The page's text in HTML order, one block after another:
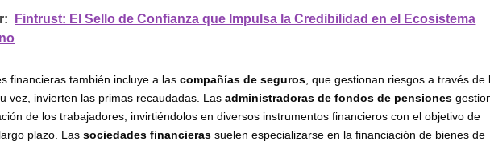
Fintrust: El Sello de Confianza que Impulsa la Credibilidad en el Ecosistema
financieras también incluye a lascompañías de seguros , que gestionan riesgos a través de
vez, invierten las primas recaudadas. Lasadministradoras de fondos de pensiones
de los trabajadores, invirtiéndolos en diversos instrumentos financieros con el objetivo de
plazo. Lassociedades financieras suelen especializarse en la financiación de bienes de